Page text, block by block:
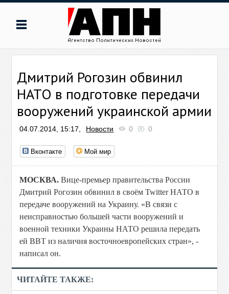
Дмитрий Рогозин обвинил
НАТО в подготовке передачи
вооружений украинской армии
04.07.2014, 15:17, Новости 0 0
Вконтакте Мой мир
МОСКВА. Вице-премьер правительства России
Дмитрий Рогозин обвинил в своём Twitter НАТО в
передаче вооружений на Украину. «В связи с
неисправностью большей части вооружений и
военной техники Украины НАТО решила передать
ей ВВТ из наличия восточноевропейских стран», -
написал он.
ЧИТАЙТЕ ТАКЖЕ: